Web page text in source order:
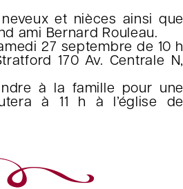
et nièces ainsi que
ami Bernard Rouleau.
27 septembre de 10 h
170 Av. Centrale N,
à la famille pour une
à 11 h à l’église de